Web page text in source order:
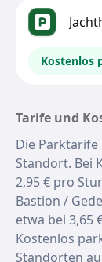
Kostenlos
Tarife und
Die Parktarife
Standort. Bei
2,95 € pro
Bastion /
etwa bei 3,65
Kostenlos
Standorten